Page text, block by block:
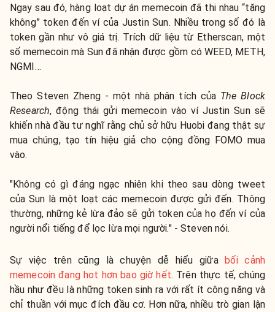
Ngay sau đó, hàng loạt dự án memecoin đã thi nhau “tặng
không” token đến ví của Justin Sun. Nhiều trong số đó là
token gần như vô giá trị. Trích dữ liệu từ Etherscan, một
số memecoin mà Sun đã nhận được gồm có WEED, METH,
NGMI…
Theo Steven Zheng - một nhà phân tích của The Block
Research, động thái gửi memecoin vào ví Justin Sun sẽ
khiến nhà đầu tư nghĩ rằng chủ sở hữu Huobi đang thật sự
mua chúng, tạo tín hiệu giả cho cộng đồng FOMO mua
vào.
"Không có gì đáng ngạc nhiên khi theo sau dòng tweet
của Sun là một loạt các memecoin được gửi đến. Thông
thường, những kẻ lừa đảo sẽ gửi token của họ đến ví của
người nổi tiếng để lọc lừa mọi người." - Steven nói.
Sự việc trên cũng là chuyện dễ hiểu giữabối cảnh
memecoin đang hot hơn bao giờ hết. Trên thực tế, chúng
hầu như đều là những token sinh ra với rất ít công năng và
chỉ thuần với mục đích đầu cơ. Hơn nữa, nhiều trò gian lận